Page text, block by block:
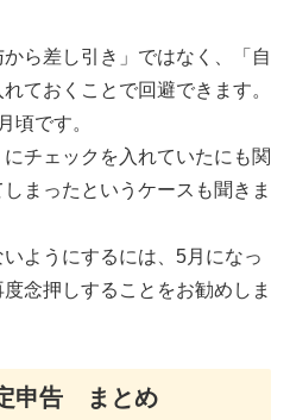
ら差し引き」ではなく、「自
ておくことで回避できます。
頃です。
チェックを入れていたにも関
まったというケースも聞きま
ようにするには、5月になっ
念押しすることをお勧めしま
申告 まとめ